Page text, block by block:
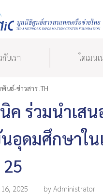
กับเรา โดเมน
นธ์-ข่าวสาร .TH
ค ร่วมนำเสน
อุดมศึกษาใน
2025 by Administrator